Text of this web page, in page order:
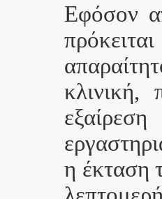
Εφόσον
κλινική,
η έκταση